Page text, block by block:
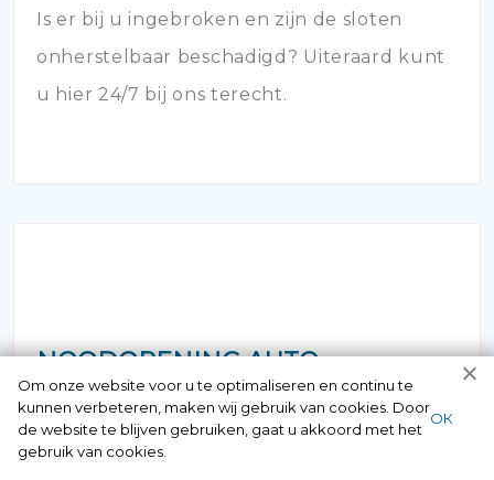
Is er bij u ingebroken en zijn de sloten
onherstelbaar beschadigd? Uiteraard kunt
u hier 24/7 bij ons terecht.
NOODOPENING AUTO
Als u zich in de situatie bevindt dat uw
sleutel in de auto is achtergebleven of dat
Om onze website voor u te optimaliseren en continu te
kunnen verbeteren, maken wij gebruik van cookies. Door
de website te blijven gebruiken, gaat u akkoord met het
gebruik van cookies.
ОК